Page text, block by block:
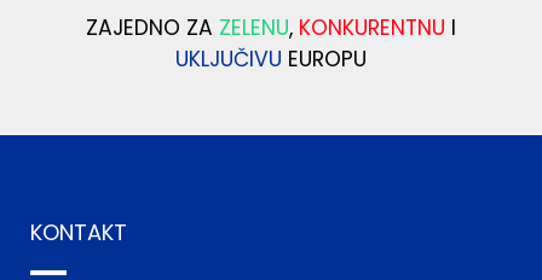
ZAJEDNO ZA ZELENU, KONKURENTNU I
UKLJUČIVU EUROPU
KONTAKT